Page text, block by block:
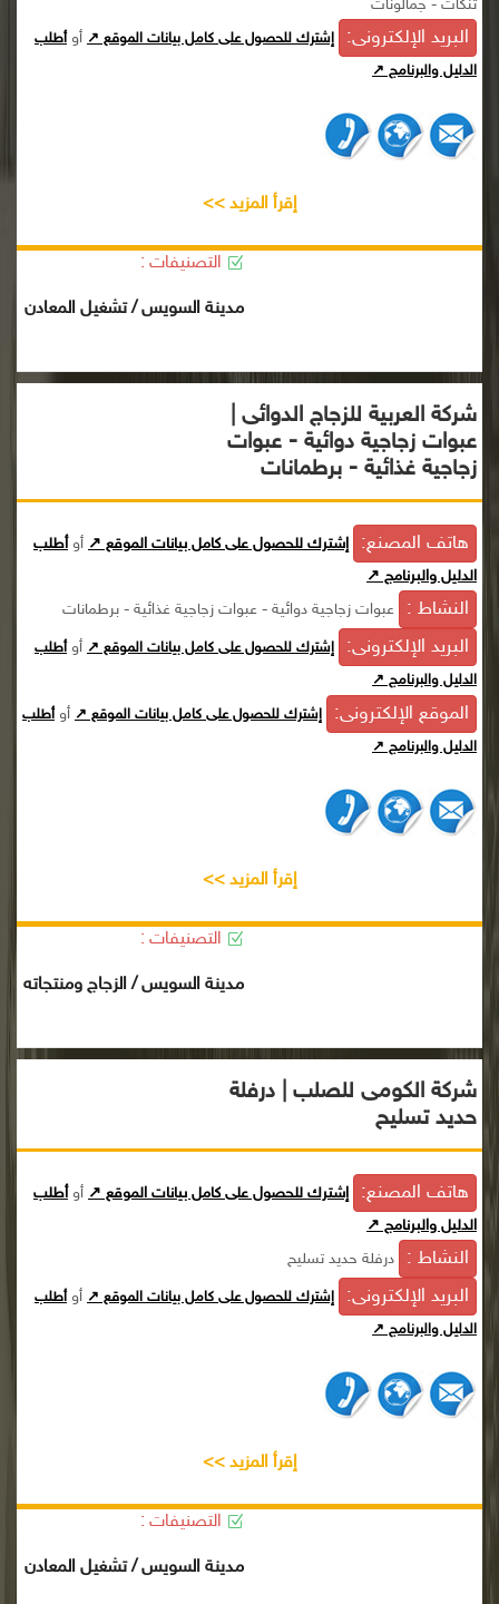
تنكات - جمالونات
البريد الإلكترونى: إشترك للحصول على كامل بيانات الموقع ↗ أوأطلب
الدليل والبرنامج ↗
إقرأ المزيد >>
التصنيفات :
مدينة السويس / تشغيل المعادن
شركة العربية للزجاج الدوائى |
عبوات زجاجية دوائية - عبوات
زجاجية غذائية - برطمانات
هاتف المصنع: إشترك للحصول على كامل بيانات الموقع ↗ أوأطلب
الدليل والبرنامج ↗
النشاط : عبوات زجاجية دوائية - عبوات زجاجية غذائية - برطمانات
البريد الإلكترونى: إشترك للحصول على كامل بيانات الموقع ↗ أوأطلب
الدليل والبرنامج ↗
الموقع الإلكترونى: إشترك للحصول على كامل بيانات الموقع ↗ أوأطلب
الدليل والبرنامج ↗
إقرأ المزيد >>
التصنيفات :
مدينة السويس / الزجاج ومنتجاته
شركة الكومى للصلب | درفلة
حديد تسليح
هاتف المصنع: إشترك للحصول على كامل بيانات الموقع ↗ أوأطلب
الدليل والبرنامج ↗
النشاط : درفلة حديد تسليح
البريد الإلكترونى: إشترك للحصول على كامل بيانات الموقع ↗ أوأطلب
الدليل والبرنامج ↗
إقرأ المزيد >>
التصنيفات :
مدينة السويس / تشغيل المعادن